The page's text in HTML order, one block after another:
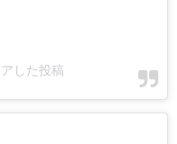
した投稿